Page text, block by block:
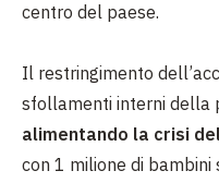
centro del paese.
Il restringimento
sfollamenti interni della
alimentando la crisi
con 1 milione di bambini